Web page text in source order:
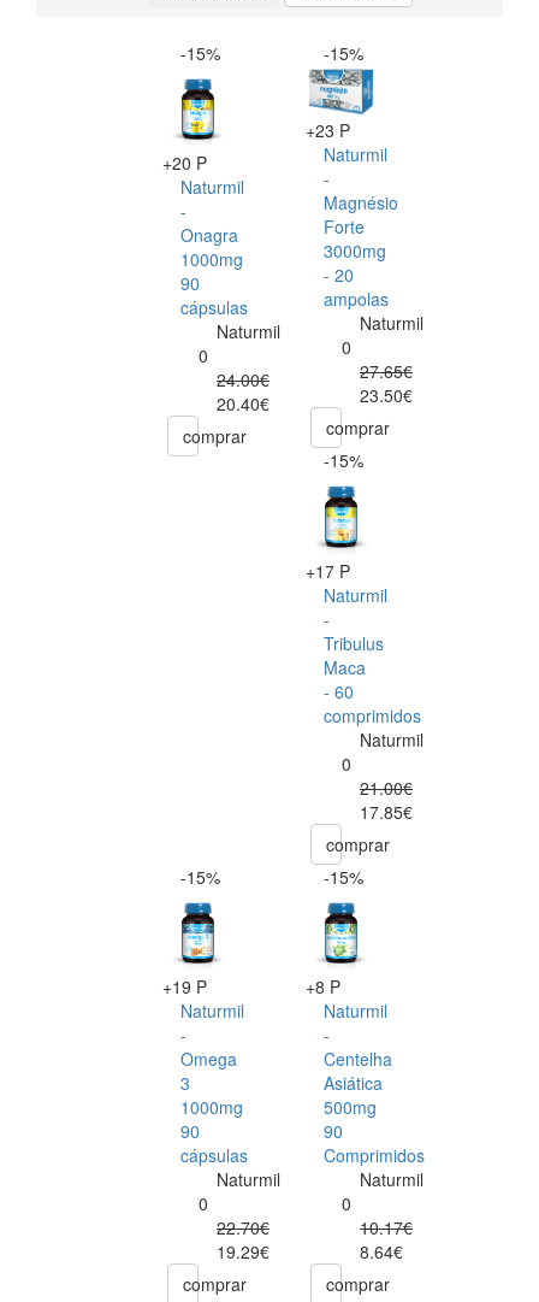
-15%
+20 P
Naturmil
-
Onagra
1000mg
90
cápsulas
Naturmil
0
24.00€
20.40€
comprar
-15%
+23 P
Naturmil
-
Magnésio
Forte
3000mg
- 20
ampolas
Naturmil
0
27.65€
23.50€
comprar
-15%
+17 P
Naturmil
-
Tribulus
Maca
- 60
comprimidos
Naturmil
0
21.00€
17.85€
comprar
-15%
+19 P
Naturmil
-
Omega
3
1000mg
90
cápsulas
Naturmil
0
22.70€
19.29€
comprar
-15%
+8 P
Naturmil
-
Centelha
Asiática
500mg
90
Comprimidos
Naturmil
0
10.17€
8.64€
comprar